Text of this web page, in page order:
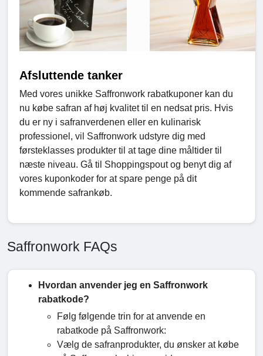
Afsluttende tanker
Med vores unikke Saffronwork rabatkuponer kan du
nu købe safran af høj kvalitet til en nedsat pris. Hvis
du er ny i safranverdenen eller en kulinarisk
professionel, vil Saffronwork udstyre dig med
førsteklasses produkter til at tage dine måltider til
næste niveau. Gå til Shoppingspout og benyt dig af
vores kuponkoder for at spare penge på dit
kommende safrankøb.
Saffronwork FAQs
Hvordan anvender jeg en Saffronwork
rabatkode?
Følg følgende trin for at anvende en
rabatkode på Saffronwork:
Vælg de safranprodukter, du ønsker at købe